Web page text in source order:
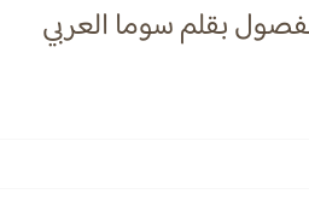
بقلم سوما العربي